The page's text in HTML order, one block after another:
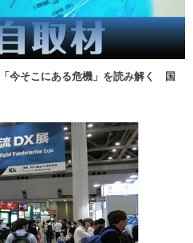
「今そこにある危機」を読み解く 国